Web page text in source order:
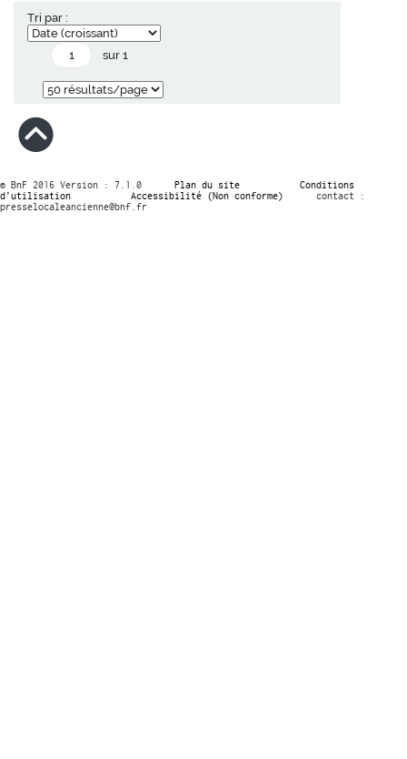
Tri par :
sur 1
© BnF 2016 Version : 7.1.0 Plan du site
Conditions
d’utilisation
Accessibilité (Non conforme)
contact :
presselocaleancienne@bnf.fr